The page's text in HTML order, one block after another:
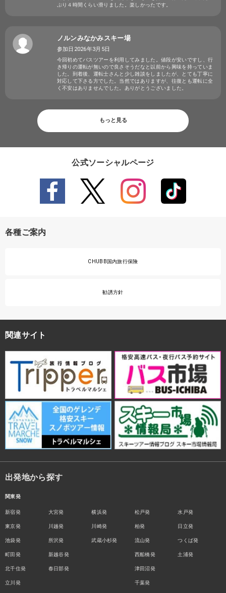
ぷり４時間くらい滑りました。楽しかったです。
ノルンみなかみスキー場
参加日2026年3月5日
今回初めてバスツアーを利用してみました。値段が安いですし、行
き帰りの運転が無いので良さそうだなと以前から興味を持っていま
した。到着後、運転士さんと少し雑談をしましたが、とても丁寧に
対応して下さる方でした。当然ではありますが、往復とも運転に全
く不安はありませんでした。ありがとうございました。
もっと見る
公式ソーシャルページ
各種ご案内
CHUBB国内旅行保険
勧誘方針
関連サイト
出発地から探す
関東発
新宿発
東京発
池袋発
町田発
北千住発
立川発
大宮発
川越発
所沢発
新越谷発
春日部発
横浜発
川崎発
武蔵小杉発
松戸発
柏発
流山発
西船橋発
津田沼発
千葉発
水戸発
日立発
つくば発
土浦発